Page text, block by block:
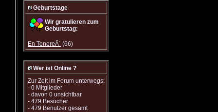
Geburtstage
Wir gratulieren zum
Geburtstag:
En TenereÂ´ (66)
Wer ist Online ?
Zur Zeit im Forum unterwegs:
- 0 Mitglieder
- davon 0 unsichtbar
- 479 Besucher
- 479 Benutzer gesamt